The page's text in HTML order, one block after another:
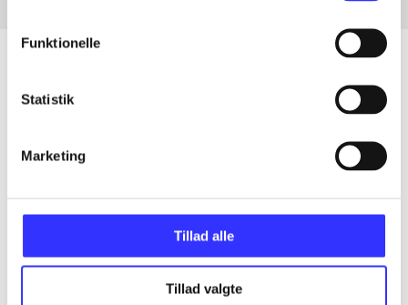
Funktionelle
Statistik
Marketing
Tillad alle
Tillad valgte
...